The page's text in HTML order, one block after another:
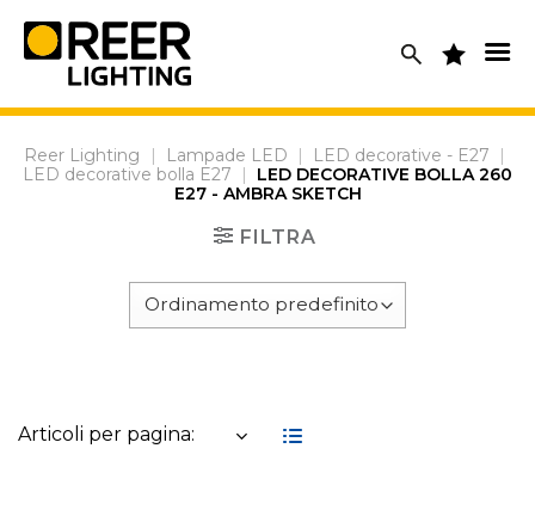
content
Reer Lighting | Lampade LED | LED decorative - E27
|
LED decorative bolla E27
|
LED DECORATIVE BOLLA 260
E27 - AMBRA SKETCH
FILTRA
Articoli per pagina: